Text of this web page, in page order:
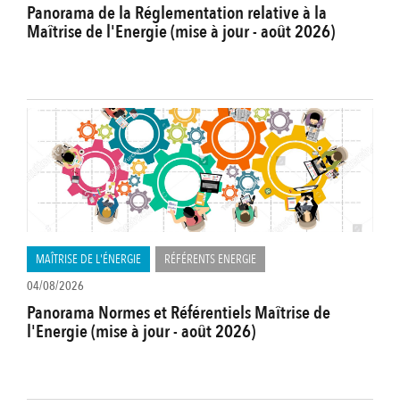
Panorama de la Réglementation relative à la
Maîtrise de l'Energie (mise à jour - août 2026)
MAÎTRISE DE L'ÉNERGIE
RÉFÉRENTS ENERGIE
04/08/2026
Panorama Normes et Référentiels Maîtrise de
l'Energie (mise à jour - août 2026)